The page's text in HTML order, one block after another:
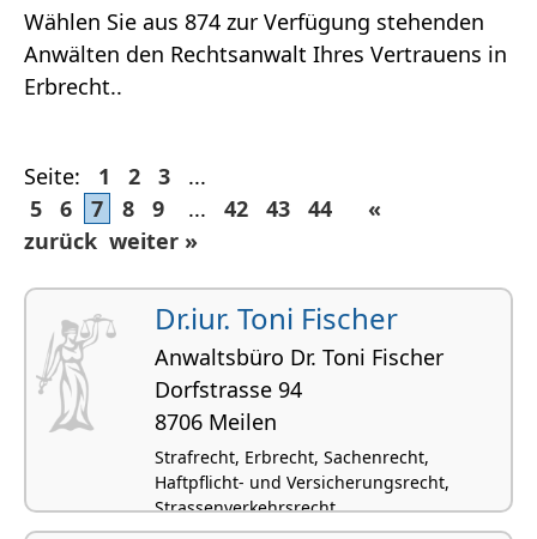
Wählen Sie aus 874 zur Verfügung stehenden
Anwälten den Rechtsanwalt Ihres Vertrauens in
Erbrecht..
Seite: 1 2 3
...
5
6 7 8 9 ... 42 43 44
«
zurück weiter »
Dr.iur. Toni Fischer
Anwaltsbüro Dr. Toni Fischer
Dorfstrasse 94
8706 Meilen
Strafrecht, Erbrecht, Sachenrecht,
Haftpflicht- und Versicherungsrecht,
Strassenverkehrsrecht